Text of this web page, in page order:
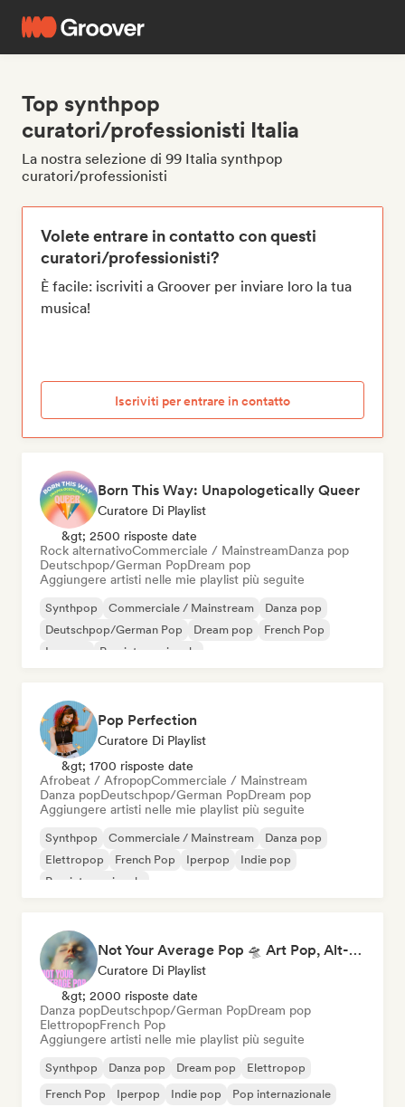
Top synthpop
curatori/professionisti Italia
La nostra selezione di 99 Italia synthpop
curatori/professionisti
Volete entrare in contatto con questi
curatori/professionisti?
È facile: iscriviti a Groover per inviare loro la tua
musica!
Iscriviti per entrare in contatto
Born This Way: Unapologetically Queer
Curatore Di Playlist
&gt; 2500 risposte date
Rock alternativoCommerciale / MainstreamDanza pop
Deutschpop/German PopDream pop
Aggiungere artisti nelle mie playlist più seguite
Synthpop Commerciale / Mainstream
Danza pop
Deutschpop/German Pop
Dream pop
French Pop
Iperpop
Pop internazionale
Pop Perfection
Curatore Di Playlist
&gt; 1700 risposte date
Afrobeat / AfropopCommerciale / Mainstream
Danza popDeutschpop/German PopDream pop
Aggiungere artisti nelle mie playlist più seguite
Synthpop Commerciale / Mainstream
Danza pop
Elettropop
French Pop Iperpop
Indie pop
Pop internazionale
Not Your Average Pop 🛸 Art Pop, Alt-Pop & Indie Pop
Curatore Di Playlist
&gt; 2000 risposte date
Danza popDeutschpop/German PopDream pop
ElettropopFrench Pop
Aggiungere artisti nelle mie playlist più seguite
Synthpop Danza pop Dream pop
Elettropop
French Pop
Iperpop Indie pop Pop internazionale